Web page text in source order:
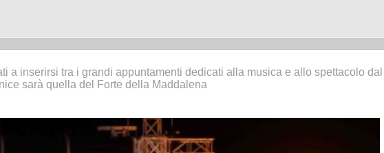
inserirsi tra i grandi appuntamenti dedicati alla musica e allo spettacolo dal
sarà quella del Forte della Maddalena